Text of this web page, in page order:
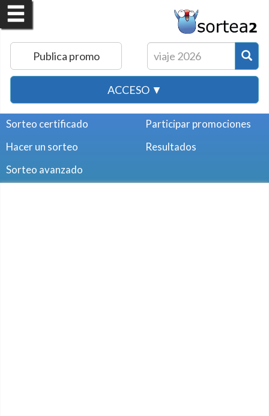
Publica promo
ACCESO ▼
Sorteo certificado
Hacer un sorteo
Sorteo avanzado
Participar promociones
Resultados